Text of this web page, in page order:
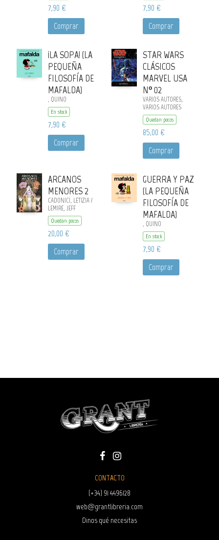
7,90 €
Comprar
7,90 €
Comprar
¡LA SOPA! (LA
PEQUEÑA
FILOSOFÍA DE
MAFALDA)
, QUINO
En stock
7,90 €
Comprar
STAR WARS
CLÁSICOS
MARVEL USA
Nº 02
VARIOS AUTORES,
VARIOS AUTORES
Quedan pocos
85,00 €
Comprar
ARCANOS
MENORES 2
CADONICI, LETIZIA /
LEMIRE, JEFF
Quedan pocos
20,00 €
Comprar
GUERRA Y PAZ
(LA PEQUEÑA
FILOSOFÍA DE
MAFALDA)
, QUINO
En stock
7,90 €
Comprar
CONTACTO
(+34) 91 4496128
web@grantlibreria.com
Dinos qué necesitas